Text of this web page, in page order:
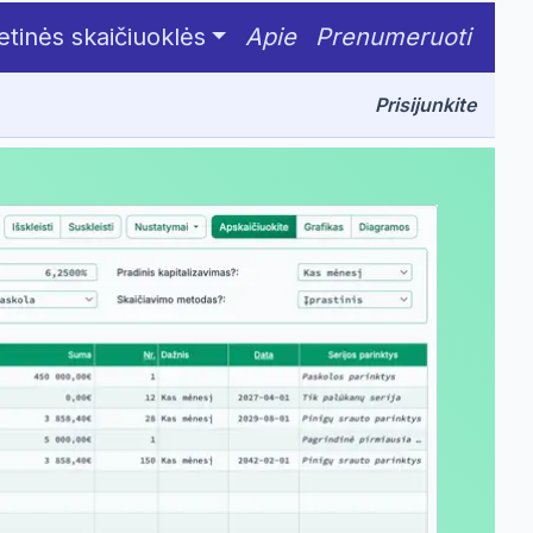
skaičiuoklės Apie Prenumeruoti
Prisijunkite